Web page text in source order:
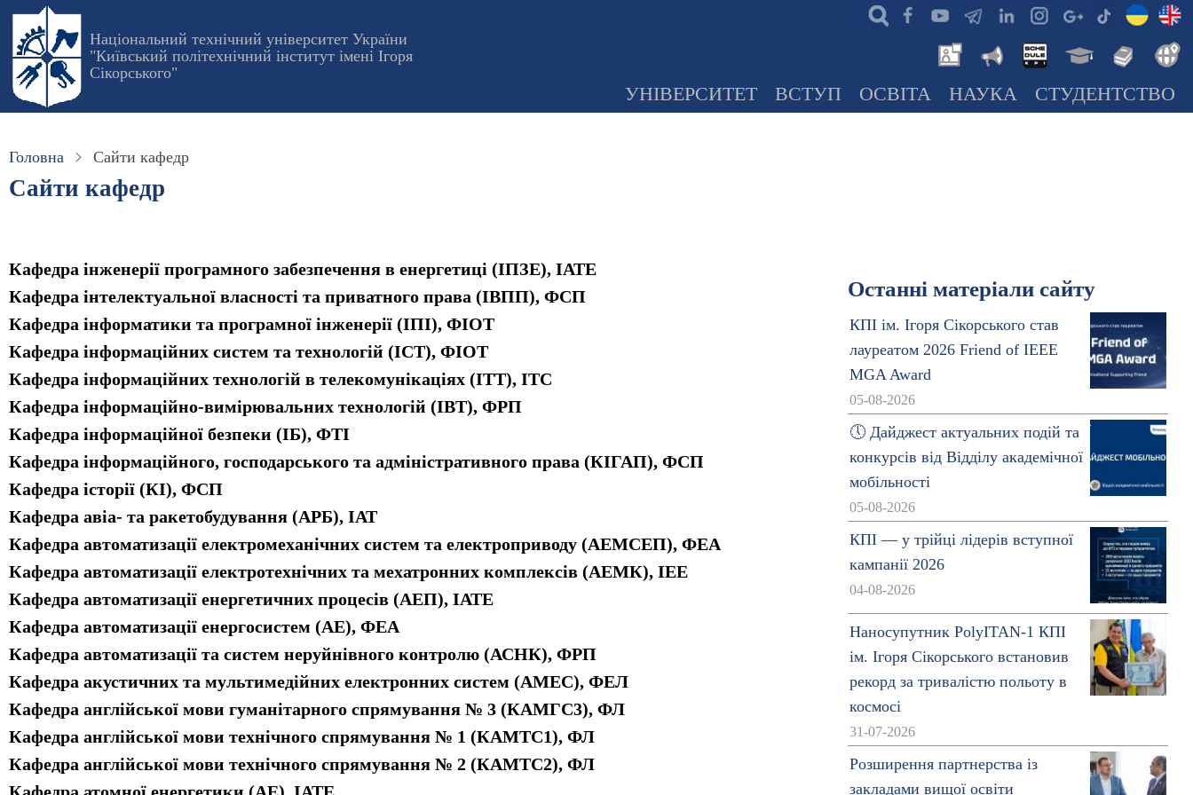
Перейти
основного
вмісту
Національний технічний університет України
"Київський політехнічний інститут імені Ігоря
Сікорського"
УНІВЕРСИТЕТ ВСТУП ОСВІТА НАУКА СТУДЕНТСТВО
Головна Сайти кафедр
Сайти кафедр
Кафедра інженерії програмного забезпечення в енергетиці (ІПЗЕ), ІАТЕ
Кафедра інтелектуальної власності та приватного права (ІВПП), ФСП
Кафедра інформатики та програмної інженерії (ІПІ), ФІОТ
Кафедра інформаційних систем та технологій (ІСТ), ФІОТ
Кафедра інформаційних технологій в телекомунікаціях (ІТТ), ІТС
Кафедра інформаційно-вимірювальних технологій (ІВТ), ФРП
Кафедра інформаційної безпеки (ІБ), ФТІ
Кафедра інформаційного, господарського та адміністративного права (КІГАП), ФСП
Кафедра історії (КІ), ФСП
Кафедра авіа- та ракетобудування (АРБ), ІАТ
Кафедра автоматизації електромеханічних систем та електроприводу (АЕМСЕП), ФЕА
Кафедра автоматизації електротехнічних та мехатронних комплексів (АЕМК), ІЕЕ
Кафедра автоматизації енергетичних процесів (АЕП), ІАТЕ
Кафедра автоматизації енергосистем (АЕ), ФЕА
Кафедра автоматизації та систем неруйнівного контролю (АСНК), ФРП
Кафедра акустичних та мультимедійних електронних систем (АМЕС), ФЕЛ
Кафедра англійської мови гуманітарного спрямування № 3 (КАМГС3), ФЛ
Кафедра англійської мови технічного спрямування № 1 (КАМТС1), ФЛ
Кафедра англійської мови технічного спрямування № 2 (КАМТС2), ФЛ
Останні матеріали сайту
КПІ ім. Ігоря Сікорського став
лауреатом 2026 Friend of IEEE
MGA Award
05-08-2026
🕔 Дайджест актуальних подій та
конкурсів від Відділу академічної
мобільності
05-08-2026
КПІ — у трійці лідерів вступної
кампанії 2026
04-08-2026
Наносупутник PolyITAN-1 КПІ
ім. Ігоря Сікорського встановив
рекорд за тривалістю польоту в
космосі
31-07-2026
Розширення партнерства із
закладами вищої освіти